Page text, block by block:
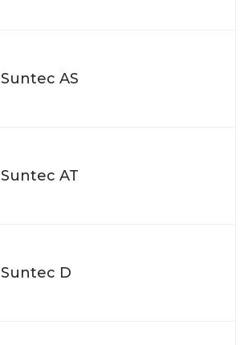
Suntec AS
Suntec AT
Suntec D